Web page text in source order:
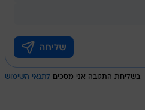
בשליחת התגובה אני מסכים לתנאי השימוש